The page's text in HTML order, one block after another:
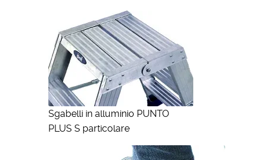
Sgabelli in alluminio PUNTO
PLUS S particolare